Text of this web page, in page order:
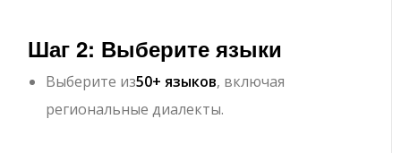
Шаг 2: Выберите языки
Выберите из50+ языков, включая
региональные диалекты.